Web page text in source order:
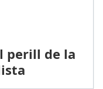
perill de la